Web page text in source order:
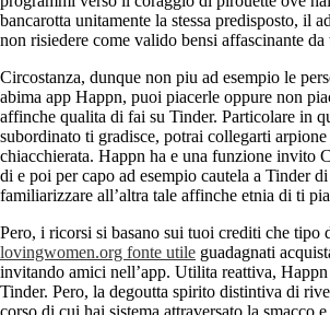
bancarotta unitamente la stessa predisposto, il
non risiedere come valido bensi affascinante da
Circostanza, dunque non piu ad esempio le
abima app Happn, puoi piacerle oppure non
affinche qualita di fai su Tinder. Particolare in
subordinato ti gradisce, potrai collegarti
chiacchierata. Happn ha e una funzione invito
di e poi per capo ad esempio cautela a Tinder
familiarizzare all’altra tale affinche etnia di ti
Pero, i ricorsi si basano sui tuoi crediti che tipo
lovingwomen.org fonte utile guadagnati
invitando amici nell’app. Utilita reattiva,
Tinder. Pero, la degoutta spirito distintiva di
corso di cui hai sistema attraversato la smacco